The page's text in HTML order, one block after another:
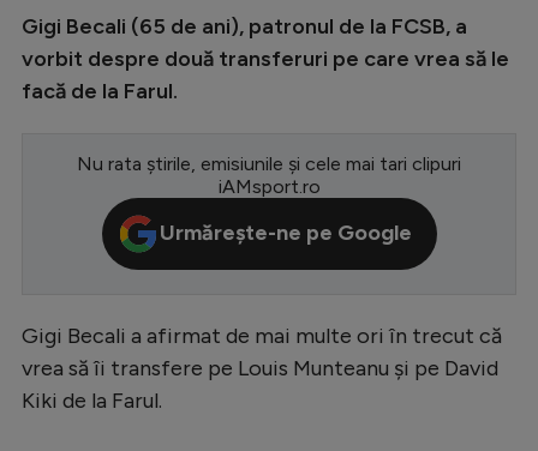
Champions League
Conference League
CM 2026
Premier League
Serie A
Bundesliga
Gigi Becali (65 de ani), patronul de la FCSB, a
vorbit despre două transferuri pe care vrea să le
facă de la Farul.
Nu rata știrile, emisiunile și cele mai tari clipuri
iAMsport.ro
Urmărește-ne pe Google
Gigi Becali a afirmat de mai multe ori în trecut că
vrea să îi transfere pe Louis Munteanu și pe David
Kiki de la Farul.